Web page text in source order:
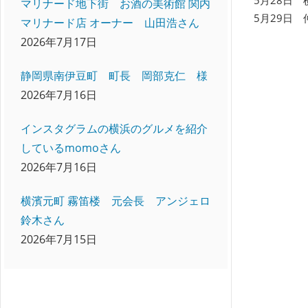
5月29日
マリナード地下街 お酒の美術館 関内
マリナード店 オーナー 山田浩さん
2026年7月17日
静岡県南伊豆町 町長 岡部克仁 様
2026年7月16日
インスタグラムの横浜のグルメを紹介
しているmomoさん
2026年7月16日
横濱元町 霧笛楼 元会長 アンジェロ
鈴木さん
2026年7月15日